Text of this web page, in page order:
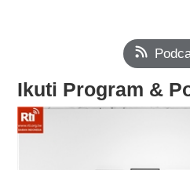
Ikuti Program &